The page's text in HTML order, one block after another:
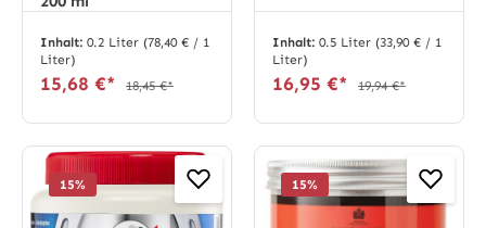
Inhalt: 0.2 Liter (78,40 € / 1
Liter)
15,68 €* 18,45 €*
Inhalt: 0.5 Liter (33,90 € / 1
Liter)
16,95 €* 19,94 €*
15% 15%